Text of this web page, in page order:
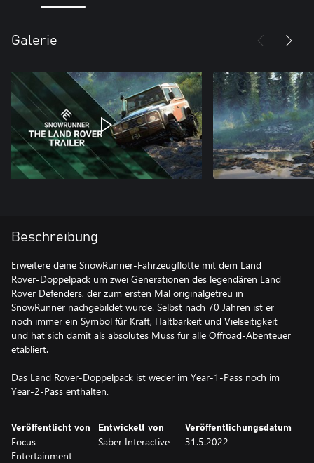
Galerie
Beschreibung
Erweitere deine SnowRunner-Fahrzeugflotte mit dem Land
Rover-Doppelpack um zwei Generationen des legendären Land
Rover Defenders, der zum ersten Mal originalgetreu in
SnowRunner nachgebildet wurde. Selbst nach 70 Jahren ist er
noch immer ein Symbol für Kraft, Haltbarkeit und Vielseitigkeit
und hat sich damit als absolutes Muss für alle Offroad-Abenteuer
etabliert.
Das Land Rover-Doppelpack ist weder im Year-1-Pass noch im
Year-2-Pass enthalten.
Veröffentlicht von
Focus
Entertainment
Entwickelt von
Saber Interactive
Veröffentlichungsdatum
31.5.2022